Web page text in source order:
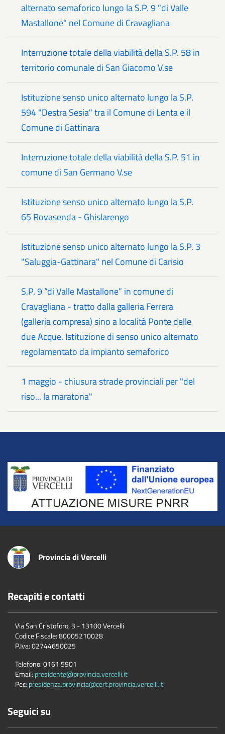
alternato semaforico lungo la S.P. 9 "di Valle
Mastallone" nel Comune di Cravagliana
Interruzione totale della viabilità della S.P. 58 in
territorio comunale di San Giacomo V.se
Istituzione senso unico alternato lungo la S.P.
594 "Destra Sesia" tra il Comune di Lenta e il
Comune di Gattinara
Interruzione totale della viabilità della S.P. 51 in
comune di San Germano V.se
Istituzione senso unico alternato lungo la S.P.
65 Rovasenda - Ghislarengo
Istituzione senso unico alternato lungo la S.P. 3
"Saluggia-Gattinara" nel Comune di Carisio
S.P. 9 “di Valle Mastallone” in comune di
Cravagliana - tratto dalla galleria Ferrera
(galleria compresa) sino a località Ponte delle
due Acque. Istituzione di senso unico alternato
regolamentato da impianto semaforico
1 maggio - chiusura strade provinciali per "del
riso... la maratona"
Title
Provincia di Vercelli
Recapiti e contatti
Via San Cristoforo, 3 - 13100 Vercelli
Codice Fiscale:80005210028
P.Iva:02744650025
Telefono:0161 5901
Email: presidente@provincia.vercelli.it
Pec: presidenza.provincia@cert.provincia.vercelli.it
Seguici su